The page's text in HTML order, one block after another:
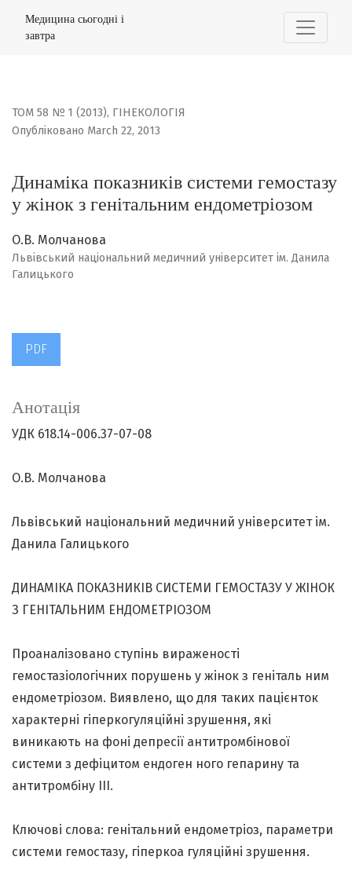
Динаміка показників системи гемостазу у жінок з
Медицина сьогодні і
завтра
ТОМ 58 № 1 (2013), ГІНЕКОЛОГІЯ
Динаміка показників системи гемостазу
у жінок з генітальним ендометріозом
Опубліковано March 22, 2013
О.В. Молчанова
Львівський національний медичний університет ім. Данила
Галицького
PDF
Анотація
УДК 618.14-006.37-07-08
О.В. Молчанова
Львівський національний медичний університет ім.
Данила Галицького
ДИНАМІКА ПОКАЗНИКІВ СИСТЕМИ ГЕМОСТАЗУ У ЖІНОК
З ГЕНІТАЛЬНИМ ЕНДОМЕТРІОЗОМ
Проаналізовано ступінь вираженості
гемостазіологічних порушень у жінок з геніталь ним
ендометріозом. Виявлено, що для таких пацієнток
характерні гіперкогуляційні зрушення, які
виникають на фоні депресії антитромбінової
системи з дефіцитом ендоген ного гепарину та
антитромбіну ІІІ.
Ключові слова: генітальний ендометріоз, параметри
системи гемостазу, гіперкоа гуляційні зрушення.